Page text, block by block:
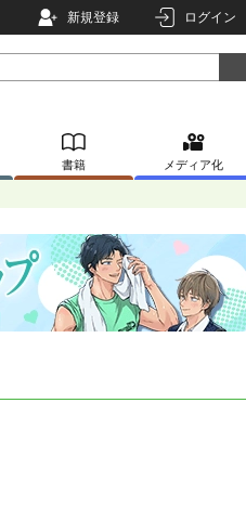
新規登録 ログイン
書籍 メディア化